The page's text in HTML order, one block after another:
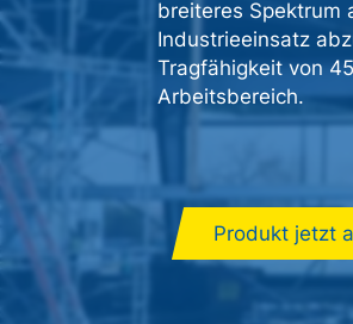
breiteres Spektrum
Industrieeinsatz
Tragfähigkeit von
Arbeitsbereich.
Produkt jetzt